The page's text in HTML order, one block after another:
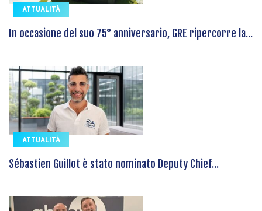
ATTUALITÀ
In occasione del suo 75° anniversario, GRE ripercorre la...
ATTUALITÀ
Sébastien Guillot è stato nominato Deputy Chief...